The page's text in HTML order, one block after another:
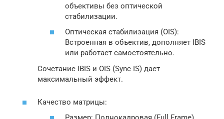
объективы без оптической
стабилизации.
Оптическая стабилизация (OIS):
Встроенная в объектив‚ дополняет IBIS
или работает самостоятельно.
Сочетание IBIS и OIS (Sync IS) дает
максимальный эффект.
Качество матрицы: